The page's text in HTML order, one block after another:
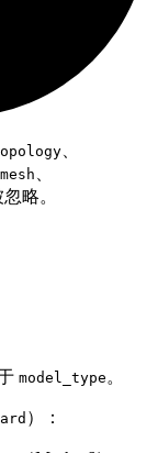
略。
model_type 。
）：